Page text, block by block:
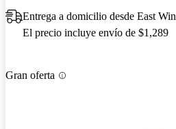
Entrega a domicilio desde East
El precio incluye envío de $1,289
Gran oferta